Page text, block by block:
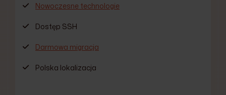
Nowoczesne technologie
Dostęp SSH
Darmowa migracja
Polska lokalizacja